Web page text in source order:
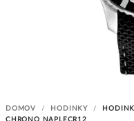
DOMOV / HODINKY /
CHRONO NAPLECR12